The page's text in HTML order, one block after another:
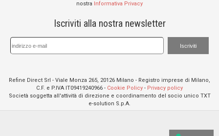
nostra Informativa Privacy
Iscriviti alla nostra newsletter
Iscriviti
Refine Direct Srl - Viale Monza 265, 20126 Milano - Registro imprese di Milano,
C.F. e P.IVA IT09419240966 - Cookie Policy - Privacy policy
Società soggetta all'attività di direzione e coordinamento del socio unico TXT
e-solution S.p.A.